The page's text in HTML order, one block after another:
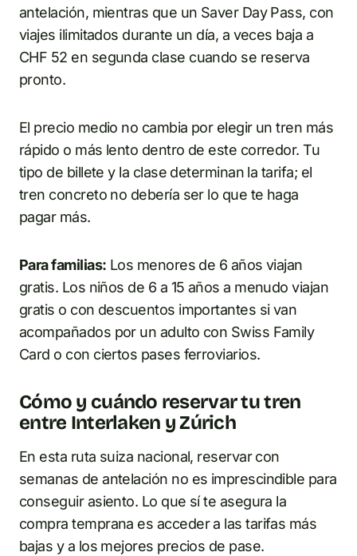
antelación, mientras que un Saver Day Pass, con
viajes ilimitados durante un día, a veces baja a
CHF 52 en segunda clase cuando se reserva
pronto.
El precio medio no cambia por elegir un tren más
rápido o más lento dentro de este corredor. Tu
tipo de billete y la clase determinan la tarifa; el
tren concreto no debería ser lo que te haga
pagar más.
Para familias: Los menores de 6 años viajan
gratis. Los niños de 6 a 15 años a menudo viajan
gratis o con descuentos importantes si van
acompañados por un adulto con Swiss Family
Card o con ciertos pases ferroviarios.
Cómo y cuándo reservar tu tren
entre Interlaken y Zúrich
En esta ruta suiza nacional, reservar con
semanas de antelación no es imprescindible para
conseguir asiento. Lo que sí te asegura la
compra temprana es acceder a las tarifas más
bajas y a los mejores precios de pase.